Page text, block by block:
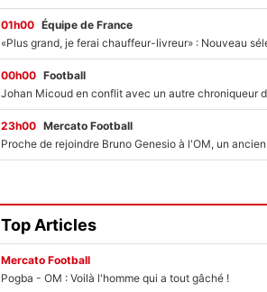
01h00 Équipe de France
00h00 Football
23h00 Mercato Football
Top Articles
Mercato Football
Pogba - OM : Voilà l'homme qui a tout gâché !